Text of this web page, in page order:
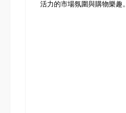
活力的市場氛圍與購物樂趣。